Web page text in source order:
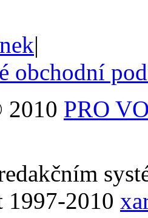
|
obchodní
PRO
2010